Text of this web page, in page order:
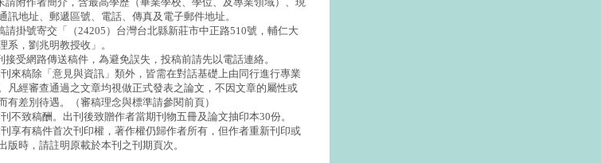
訊地址、郵遞區號、電話、傳真及電子郵件地址。
請掛號寄交「（24205）台灣台北縣新莊市中正路510號，輔仁大
系，劉兆明教授收」。
接受網路傳送稿件，為避免誤失，投稿前請先以電話連絡。
刊來稿除「意見與資訊」類外，皆需在對話基礎上由同行進行專業
凡經審查通過之文章均視做正式發表之論文，不因文章的屬性或
有差別待遇。（審稿理念與標準請參閱前頁）
不致稿酬。出刊後致贈作者當期刊物五冊及論文抽印本30份。
刊享有稿件首次刊印權，著作權仍歸作者所有，但作者重新刊印或
版時，請註明原載於本刊之刊期頁次。